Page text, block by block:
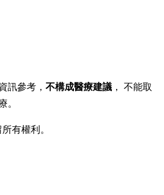
訊參考， 不構成醫療建議 ， 不能取
。
有權利。